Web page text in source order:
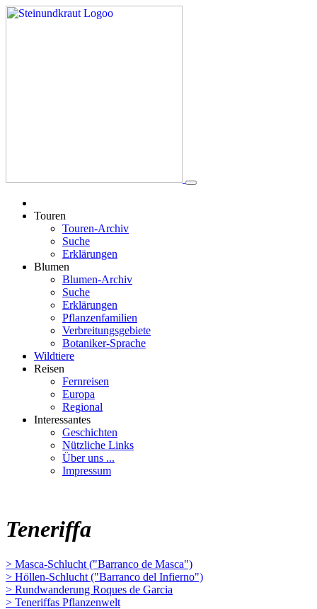
Touren
Touren-Archiv
Suche
Erklärungen
Blumen
Blumen-Archiv
Suche
Erklärungen
Pflanzenfamilien
Verbreitungsgebiete
Botaniker-Sprache
Wildtiere
Reisen
Fernreisen
Europa
Regional
Interessantes
Geschichten
Nützliche Links
Über uns ...
Impressum
Teneriffa
> Masca-Schlucht ("Barranco de Masca")
> Höllen-Schlucht ("Barranco del Infierno")
> Rundwanderung Roques de Garcia
> Teneriffas Pflanzenwelt